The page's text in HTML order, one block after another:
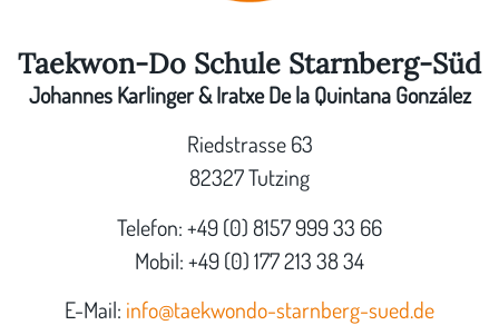
Taekwon-Do Schule Starnberg-Süd
Johannes Karlinger & Iratxe De la Quintana González
Riedstrasse 63
82327 Tutzing
Telefon: +49 (0) 8157 999 33 66
Mobil: +49 (0) 177 213 38 34
E-Mail: info@taekwondo-starnberg-sued.de